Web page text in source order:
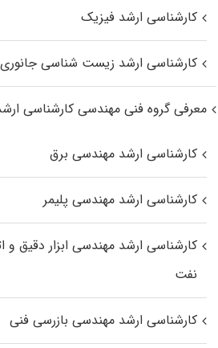
کارشناسی ارشد فیزیک
کارشناسی ارشد زیست‌ شناسی جانوری
معرفی گروه فنی مهندسی کارشناسی
کارشناسی ارشد مهندسی برق
کارشناسی ارشد مهندسی پلیمر
کارشناسی ارشد مهندسی ابزار دقیق و
نفت
کارشناسی ارشد مهندسی بازرسی فنی